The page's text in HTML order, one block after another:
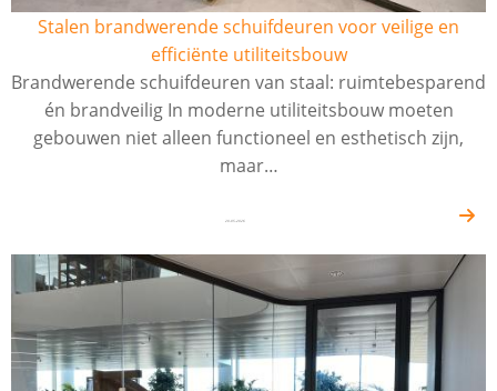
Stalen brandwerende schuifdeuren voor veilige en
efficiënte utiliteitsbouw
Brandwerende schuifdeuren van staal: ruimtebesparend
én brandveilig In moderne utiliteitsbouw moeten
gebouwen niet alleen functioneel en esthetisch zijn,
maar…
20-05-2026